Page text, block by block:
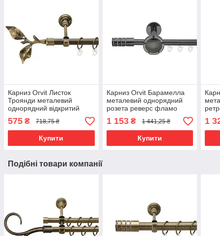
Карниз Orvit Листок
Троянди металевий
однорядний відкритий
металеве Антик 19 мм 200
см (00-00021972)
575 ₴ 718,75 ₴
Купити
Карниз Orvit Барамелла
металевий однорядний
розета реверс фламо
профільна труба Онікс 19
мм 160 см (6678843)
1 153₴ 1 441,25 ₴
Купити
мм
1
Подібні товари компанії